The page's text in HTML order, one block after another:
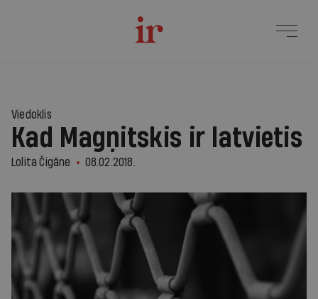
Viedoklis
Kad Magņitskis ir latvietis
Lolita Čigāne 08.02.2018.